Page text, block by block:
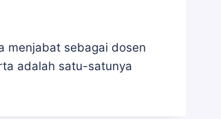
menjabat sebagai dosen
adalah satu-satunya